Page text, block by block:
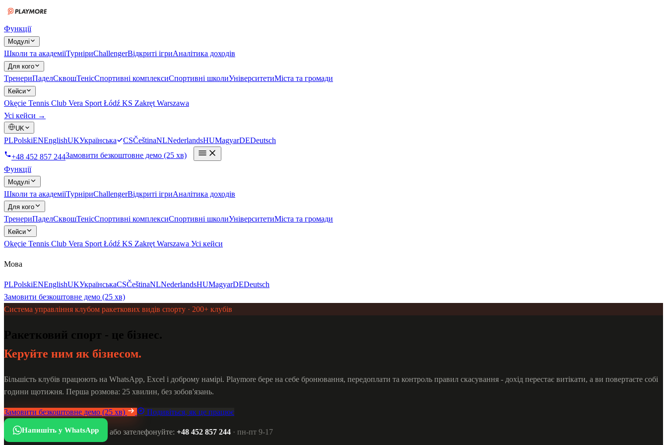
Функції
Модулі
Школи та академіїТурніриChallengerВідкриті ігриАналітика доходів
Для кого
ТренериПаделСквошТенісСпортивні комплексиСпортивні школиУніверситетиМіста та громади
Кейси
Okęcie Tennis Club Vera Sport Łódź KS Zakręt Warszawa
Усі кейси →
UK
PLPolskiENEnglishUKУкраїнська CSČeštinaNLNederlandsHUMagyarDEDeutsch
+48 452 857 244Замовити безкоштовне демо (25 хв)
Функції
Модулі
Школи та академіїТурніриChallengerВідкриті ігриАналітика доходів
Для кого
ТренериПаделСквошТенісСпортивні комплексиСпортивні школиУніверситетиМіста та громади
Кейси
Okęcie Tennis Club Vera Sport Łódź KS Zakręt Warszawa Усі кейси
Мова
PLPolskiENEnglishUKУкраїнськаCSČeštinaNLNederlandsHUMagyarDEDeutsch
Замовити безкоштовне демо (25 хв)
Система управління клубом ракеткових видів спорту · 200+ клубів
Ракетковий спорт - це бізнес.
Керуйте ним як бізнесом.
Більшість клубів працюють на WhatsApp, Excel і доброму намірі. Playmore бере на себе бронювання, передоплати та контроль правил скасування - дохід перестає витікати, а ви повертаєте собі
години щотижня. Перша розмова: 25 хвилин, без зобов'язань.
Замовити безкоштовне демо (25 хв) Подивіться, як це працює
Напишіть у WhatsApp або зателефонуйте: +48 452 857 244 · пн-пт 9-17